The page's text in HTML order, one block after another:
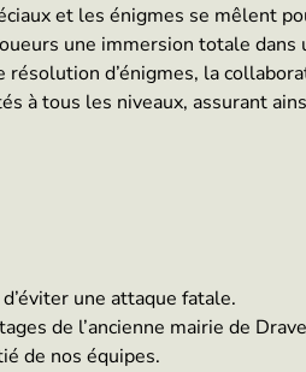
et les énigmes se mêlent
une immersion totale dans
d’énigmes, la
à tous les niveaux, assurant
une attaque fatale.
de l’ancienne mairie de
de nos équipes.